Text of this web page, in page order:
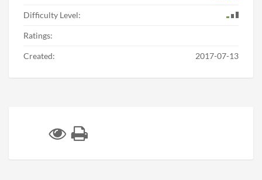
Difficulty Level:
Ratings:
Created: 2017-07-13